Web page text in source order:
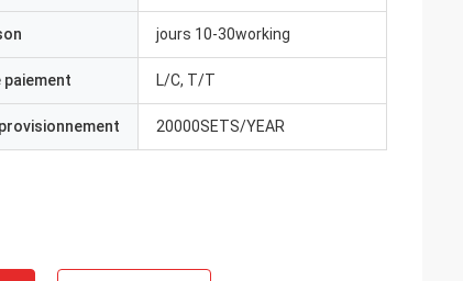
jours 10-30working
L/C, T/T
20000SETS/YEAR